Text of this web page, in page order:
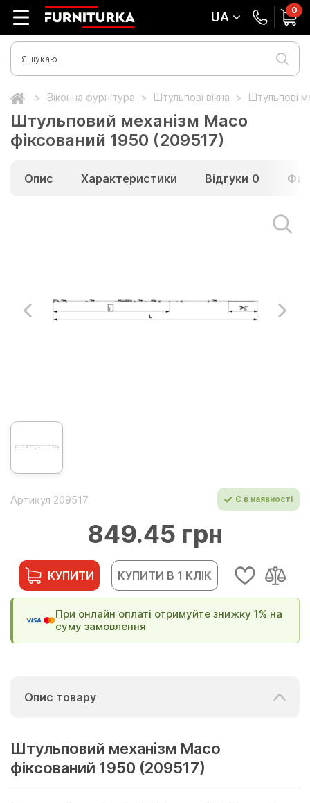
UA 0
Віконна фурнітура Штульпові вікна Штульпові
Штульповий механізм Maco
фіксований 1950 (209517)
Опис Характеристики Відгуки 0
Артикул 209517 Є в наявності
849.45 грн
КУПИТИ КУПИТИ В 1 КЛІК
При онлайн оплаті отримуйте знижку 1% на
суму замовлення
Опис товару
Штульповий механізм Maco
фіксований 1950 (209517)